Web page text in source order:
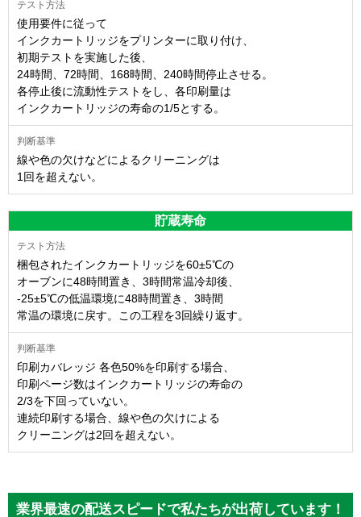
使用要件に従って
インクカートリッジをプリンターに取り付け、
初期テストを実施した後、
24時間、72時間、168時間、240時間停止させる。
各停止後に流動性テストをし、各印刷量は
インクカートリッジの寿命の1/5とする。
線や色の欠けなどによるクリーニングは
1回を超えない。
貯蔵寿命
梱包されたインクカートリッジを60±5℃の
オーブンに48時間置き、3時間常温冷却後、
-25±5℃の低温環境に48時間置き、3時間
常温の環境に戻す。この工程を3回繰り返す。
印刷カバレッジ 各色50%を印刷する場合、
印刷ページ数はインクカートリッジの寿命の
2/3を下回っていない。
連続印刷する場合、線や色の欠けによる
クリーニングは2回を超えない。
業界最速の配送スピードで私たちが出荷しています！